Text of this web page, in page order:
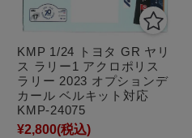
KMP 1/24 トヨタ GR ヤリ
ス ラリー1 アクロポリス
ラリー 2023 オプションデ
カール ベルキット対応
KMP-24075
¥2,800(税込)